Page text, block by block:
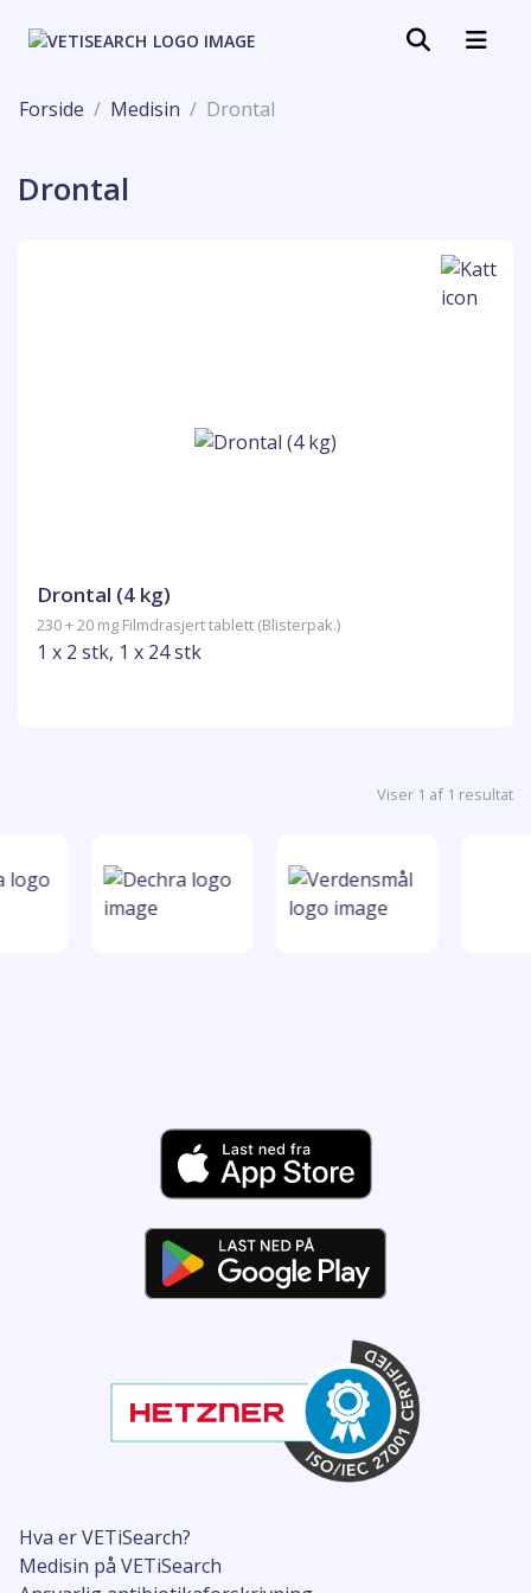
Forside Medisin Drontal
Drontal
Drontal (4 kg)
230 + 20 mg Filmdrasjert tablett (Blisterpak.)
1 x 2 stk, 1 x 24 stk
Viser 1 af 1 resultat
Hva er VETiSearch?
Medisin på VETiSearch